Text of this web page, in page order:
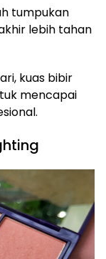
tumpukan
lebih tahan
kuas bibir
mencapai